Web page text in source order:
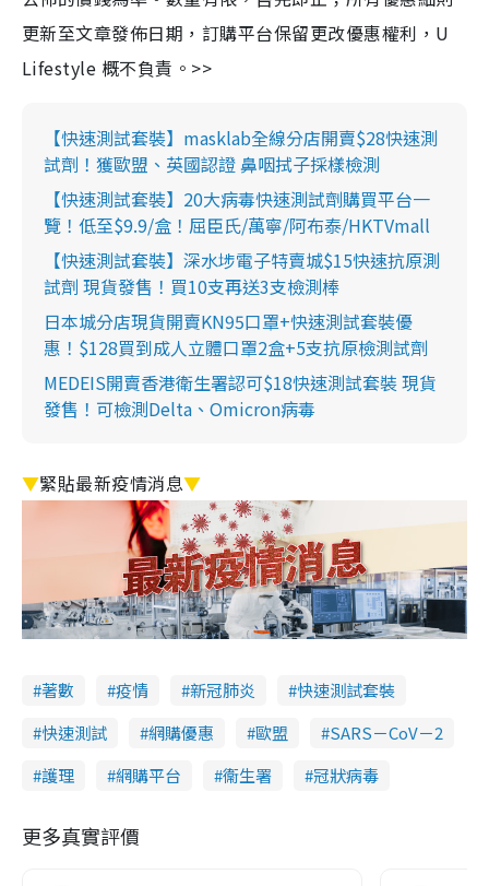
更新至文章發佈日期，訂購平台保留更改優惠權利，U
Lifestyle 概不負責。>>
【快速測試套裝】masklab全線分店開賣$28快速測
試劑！獲歐盟、英國認證 鼻咽拭子採樣檢測
【快速測試套裝】20大病毒快速測試劑購買平台一
覽！低至$9.9/盒！屈臣氏/萬寧/阿布泰/HKTVmall
【快速測試套裝】深水埗電子特賣城$15快速抗原測
試劑 現貨發售！買10支再送3支檢測棒
日本城分店現貨開賣KN95口罩+快速測試套裝優
惠！$128買到成人立體口罩2盒+5支抗原檢測試劑
MEDEIS開賣香港衛生署認可$18快速測試套裝 現貨
發售！可檢測Delta、Omicron病毒
▼緊貼最新疫情消息▼
著數 疫情 新冠肺炎
快速測試套裝
快速測試
網購優惠 歐盟
SARS－CoV－2
護理
網購平台 衞生署 冠狀病毒
更多真實評價